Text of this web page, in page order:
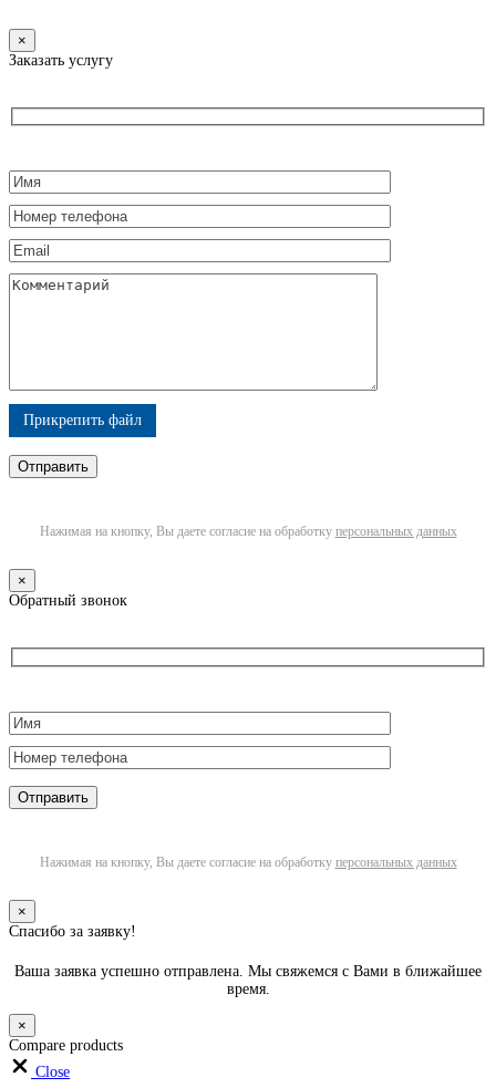
×
Заказать услугу
Прикрепить файл
Нажимая на кнопку, Вы даете согласие на обработку персональных данных
×
Обратный звонок
Нажимая на кнопку, Вы даете согласие на обработку персональных данных
×
Спасибо за заявку!
Ваша заявка успешно отправлена. Мы свяжемся с Вами в ближайшее
время.
×
Compare products
Close